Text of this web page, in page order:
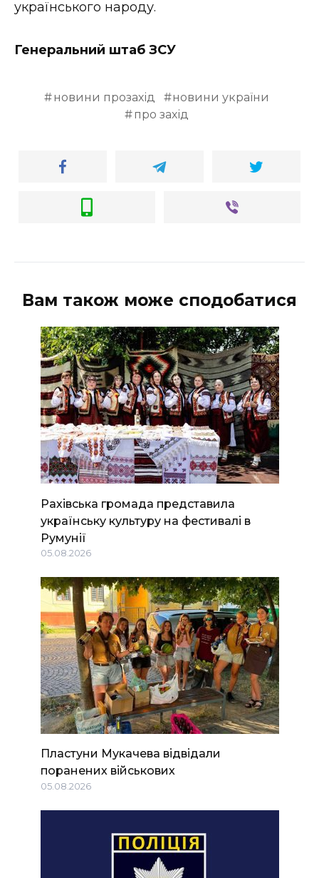
українського народу.
Генеральний штаб ЗСУ
новини прозахід
новини україни
про захід
Вам також може сподобатися
Рахівська громада представила
українську культуру на фестивалі в
Румунії
05.08.2026
Пластуни Мукачева відвідали
поранених військових
05.08.2026